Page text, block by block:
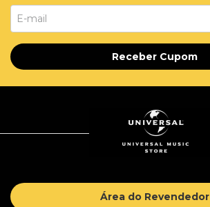
Receber Cupom
Área do Revendedor